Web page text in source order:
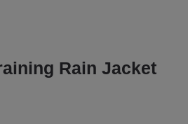
Rain Jacket